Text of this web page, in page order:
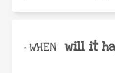
• WHEN will it